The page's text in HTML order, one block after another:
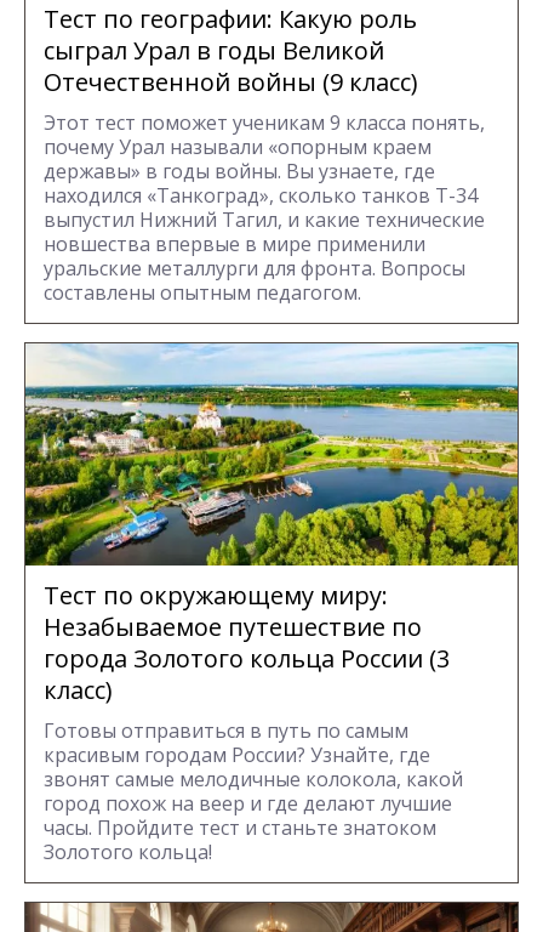
Тест по географии: Какую роль
сыграл Урал в годы Великой
Отечественной войны (9 класс)
Этот тест поможет ученикам 9 класса понять,
почему Урал называли «опорным краем
державы» в годы войны. Вы узнаете, где
находился «Танкоград», сколько танков Т-34
выпустил Нижний Тагил, и какие технические
новшества впервые в мире применили
уральские металлурги для фронта. Вопросы
составлены опытным педагогом.
Тест по окружающему миру:
Незабываемое путешествие по
города Золотого кольца России (3
класс)
Готовы отправиться в путь по самым
красивым городам России? Узнайте, где
звонят самые мелодичные колокола, какой
город похож на веер и где делают лучшие
часы. Пройдите тест и станьте знатоком
Золотого кольца!